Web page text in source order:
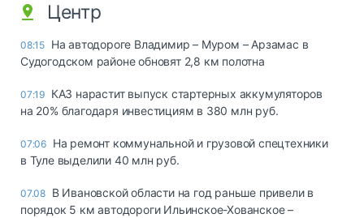
Центр
08:15 На автодороге Владимир – Муром – Арзамас в
Судогодском районе обновят 2,8 км полотна
07:19 КАЗ нарастит выпуск стартерных аккумуляторов
на 20% благодаря инвестициям в 380 млн руб.
07:06 На ремонт коммунальной и грузовой спецтехники
в Туле выделили 40 млн руб.
07.08 В Ивановской области на год раньше привели в
порядок 5 км автодороги Ильинское-Хованское –